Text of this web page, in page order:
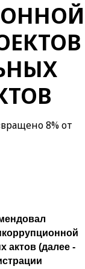
8% от
актов (далее -